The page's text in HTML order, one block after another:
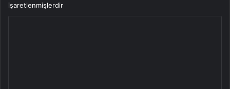
işaretlenmişlerdir